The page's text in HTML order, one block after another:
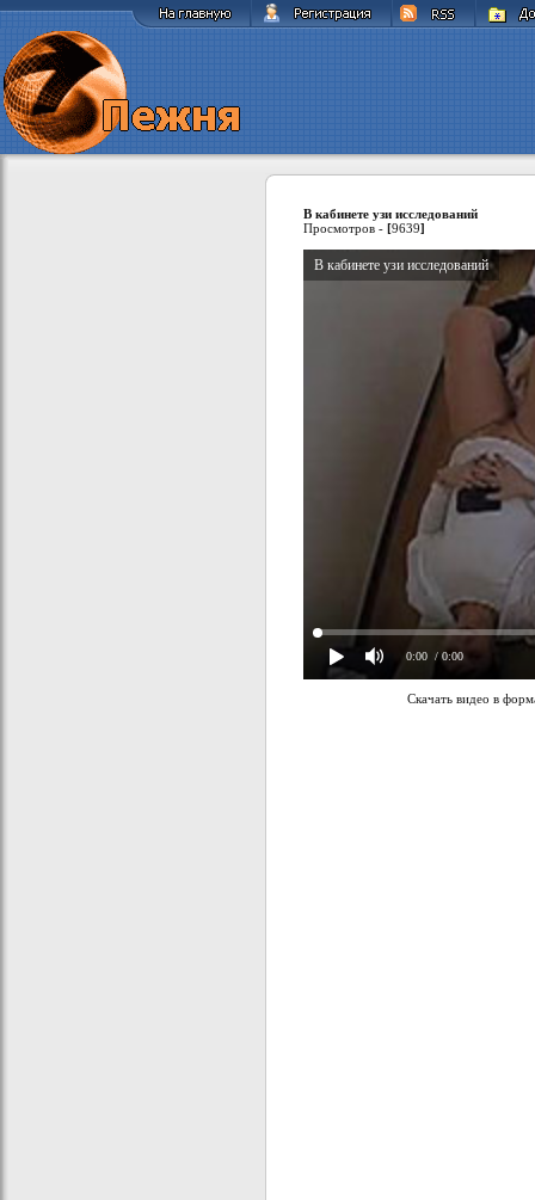
В кабинете узи исследований
Просмотров - [9639]
В кабинете узи исследований
0:00 / 0:00
Скачать видео в